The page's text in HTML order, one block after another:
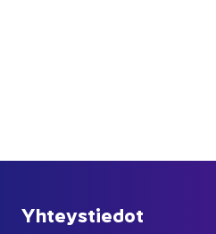
Yh­teys­tie­dot